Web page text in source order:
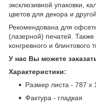
эксклюзивной упаковки,
цветов для декора и
Рекомендована для
(лазерной) печатей.
конгревного и блинтового
У нас Вы можете
Характеристики:
Размер листа - 787 х
Фактура - гладкая